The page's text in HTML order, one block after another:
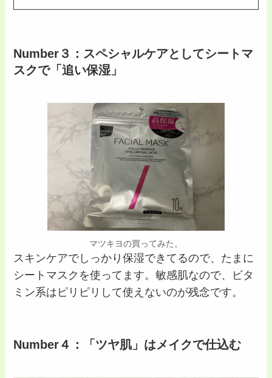
Number３：スペシャルケアとしてシートマ
スクで「追い保湿」
マツキヨの買ってみた。
スキンケアでしっかり保湿できてるので、たまに
シートマスクを使ってます。敏感肌なので、ビタ
ミン系はピリピリして使えないのが残念です。
Number４：「ツヤ肌」はメイクで仕込む